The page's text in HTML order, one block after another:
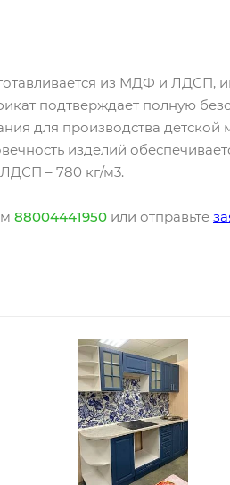
из МДФ и ЛДСП,
подтверждает полную
для производства
изделий
– 780 кг/м3.
88004441950 или отправьте